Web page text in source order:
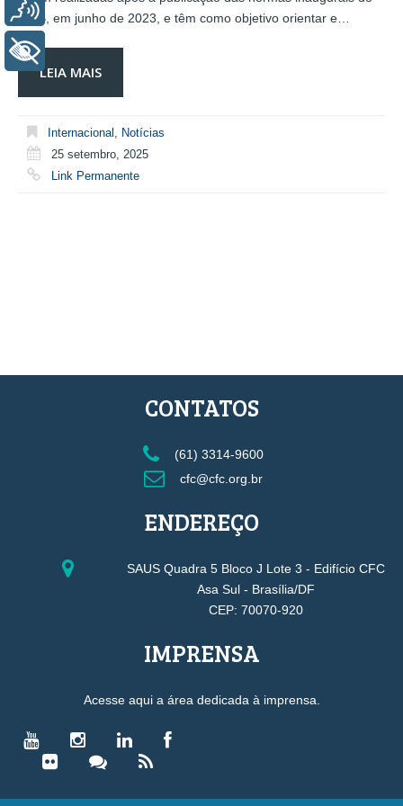
ISSB, em junho de 2023, e têm como objetivo orientar e…
LEIA MAIS
Internacional , Notícias
25 setembro, 2025
Link Permanente
CONTATOS
(61) 3314-9600
cfc@cfc.org.br
ENDEREÇO
SAUS Quadra 5 Bloco J Lote 3 - Edifício CFC
Asa Sul - Brasília/DF
CEP: 70070-920
IMPRENSA
Acesse aqui a área dedicada à imprensa.
Voz
+ Acessibilidade